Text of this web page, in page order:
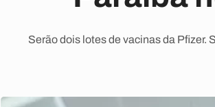
Serão dois lotes de vacinas da Pfizer.